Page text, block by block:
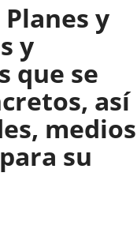
y
y
que se
así
medios
su